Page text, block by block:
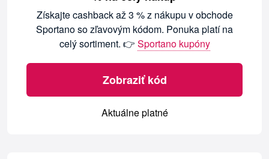
Získajte cashback až 3 % z nákupu v obchode
Sportano so zľavovým kódom. Ponuka platí na
celý sortiment. 👉 Sportano kupóny
Zobraziť kód
Aktuálne platné